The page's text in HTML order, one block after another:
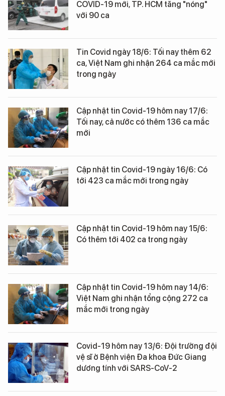
COVID-19 mới, TP. HCM tăng "nóng"
với 90 ca
Tin Covid ngày 18/6: Tối nay thêm 62
ca, Việt Nam ghi nhận 264 ca mắc mới
trong ngày
Cập nhật tin Covid-19 hôm nay 17/6:
Tối nay, cả nước có thêm 136 ca mắc
mới
Cập nhật tin Covid-19 ngày 16/6: Có
tới 423 ca mắc mới trong ngày
Cập nhật tin Covid-19 hôm nay 15/6:
Có thêm tới 402 ca trong ngày
Cập nhật tin Covid-19 hôm nay 14/6:
Việt Nam ghi nhận tổng cộng 272 ca
mắc mới trong ngày
Covid-19 hôm nay 13/6: Đội trưởng đội
vệ sĩ ở Bệnh viện Đa khoa Đức Giang
dương tính với SARS-CoV-2